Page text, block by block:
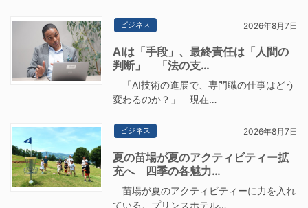
ビジネス 2026年8月7日
AIは「手段」、最終責任は「人間の
判断」 「法の支…
「AI技術の進展で、専門職の仕事はどう
変わるのか？」 現在…
ビジネス 2026年8月7日
夏の苗場が夏のアクティビティー拡
充へ 四季の各魅力…
苗場が夏のアクティビティーに力を入れ
ている。プリンスホテル…